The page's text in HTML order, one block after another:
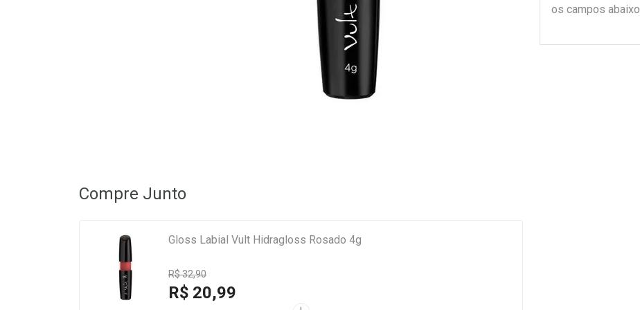
os campos abaixo.
Compre Junto
Gloss Labial Vult Hidragloss Rosado 4g
R$ 32,90
R$ 20,99